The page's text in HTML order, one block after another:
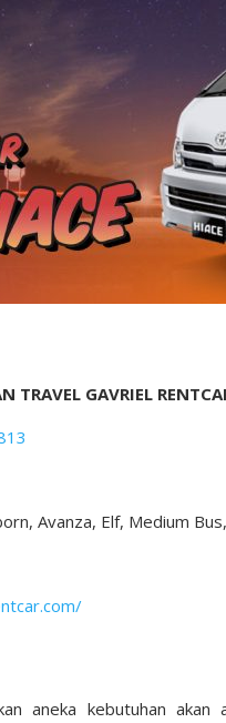
TRAVEL GAVRIEL
Avanza, Elf, Medium
aneka kebutuhan